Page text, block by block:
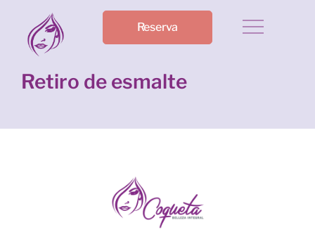
Reserva
Retiro de esmalte